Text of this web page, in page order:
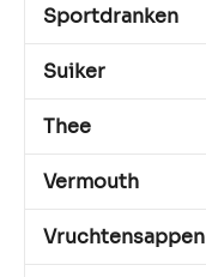
Sportdranken
Suiker
Thee
Vermouth
Vruchtensappen